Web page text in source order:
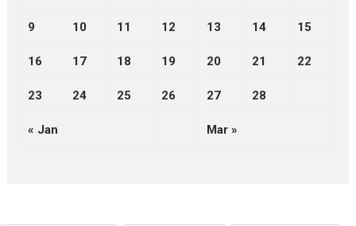
9 10 11 12 13 14 15
16 17 18 19 20 21 22
23 24 25 26 27 28
« Jan Mar »